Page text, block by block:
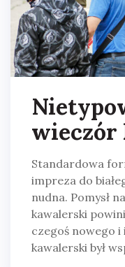
wieczór
Standardowa
impreza do
nudna. Pomysł
kawalerski
czegoś nowego
kawalerski był